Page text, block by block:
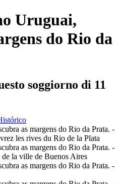
Uruguai,
do Rio da
soggiorno di 11